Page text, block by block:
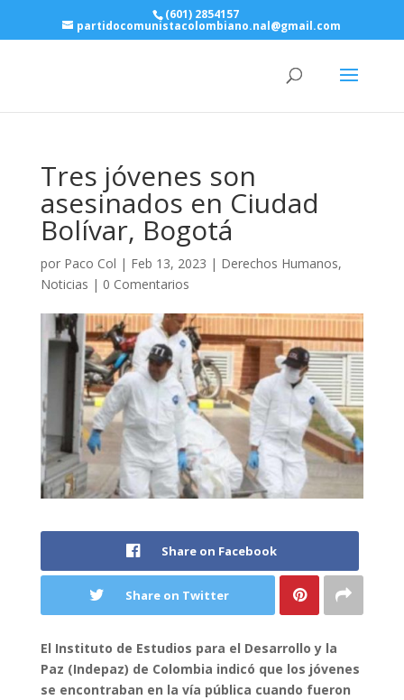
(601) 2854157
partidocomunistacolombiano.nal@gmail.com
Tres jóvenes son
asesinados en Ciudad
Bolívar, Bogotá
por Paco Col | Feb 13, 2023 | Derechos Humanos,
Noticias | 0 Comentarios
Share on Facebook
Share on Twitter
El Instituto de Estudios para el Desarrollo y la
Paz (Indepaz) de Colombia indicó que los jóvenes
se encontraban en la vía pública cuando fueron